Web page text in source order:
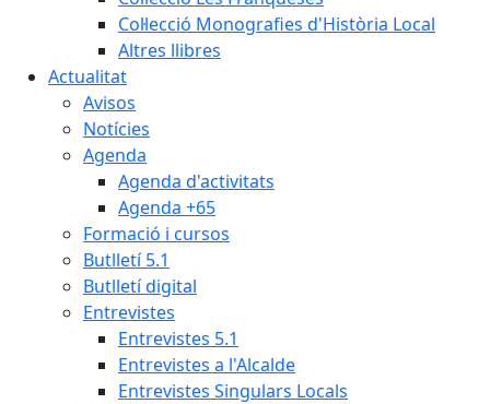
Col·lecció Monografies d'Història Local
Altres llibres
Actualitat
Avisos
Notícies
Agenda
Agenda d'activitats
Agenda +65
Formació i cursos
Butlletí 5.1
Butlletí digital
Entrevistes
Entrevistes 5.1
Entrevistes a l'Alcalde
Entrevistes Singulars Locals